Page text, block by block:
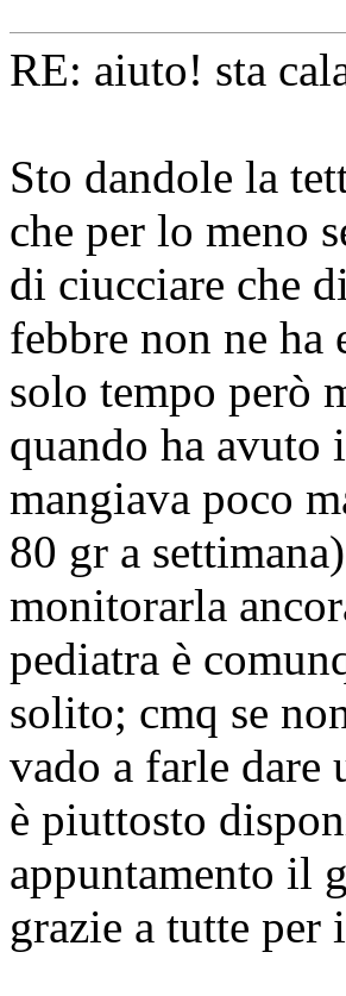
RE: aiuto! sta
Sto dandole la
che per lo meno
di ciucciare che
febbre non ne
solo tempo però
quando ha avuto
mangiava poco
80 gr a
monitorarla
pediatra è
solito; cmq se
vado a farle dare
è piuttosto
appuntamento il
grazie a tutte